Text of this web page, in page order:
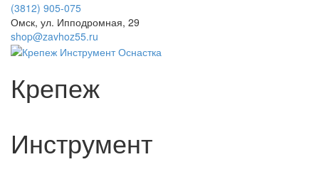
(3812) 905-075
Омск, ул. Ипподромная, 29
shop@zavhoz55.ru
Крепеж
Инструмент